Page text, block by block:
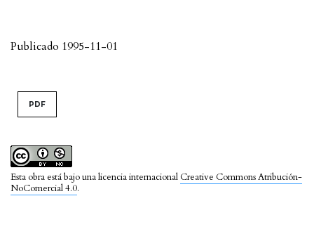
Publicado 1995-11-01
Esta obra está bajo una licencia internacional Creative Commons Atribución-
NoComercial 4.0.
PDF